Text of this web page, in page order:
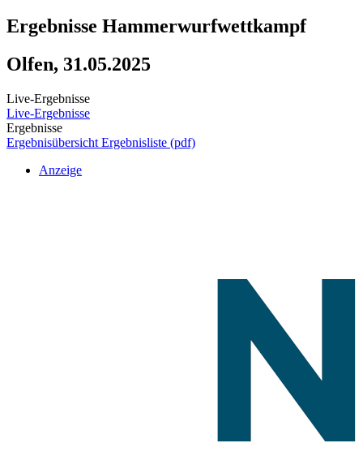
Ergebnisse Hammerwurfwettkampf
Olfen, 31.05.2025
Live-Ergebnisse
Live-Ergebnisse
Ergebnisse
Ergebnisübersicht Ergebnisliste (pdf)
Anzeige